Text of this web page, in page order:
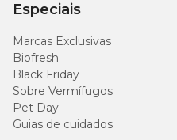
Especiais
Marcas Exclusivas
Biofresh
Black Friday
Sobre Vermífugos
Pet Day
Guias de cuidados